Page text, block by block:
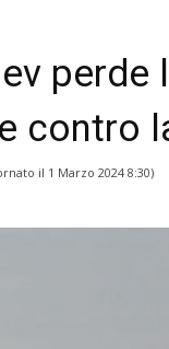
perde
contro
il 1 Marzo 2024 8:30)